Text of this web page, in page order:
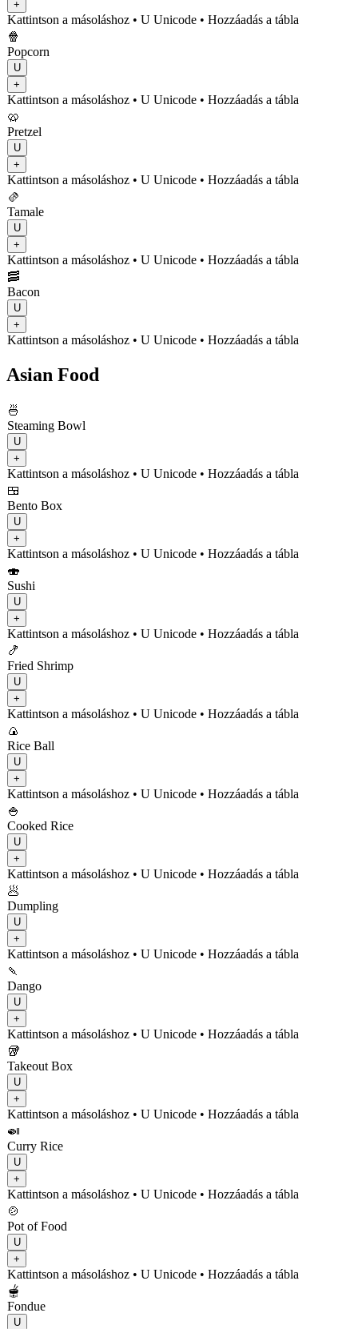
+
Kattintson a másoláshoz • U Unicode • Hozzáadás a tábla
🍿
Popcorn
U
+
Kattintson a másoláshoz • U Unicode • Hozzáadás a tábla
🥨
Pretzel
U
+
Kattintson a másoláshoz • U Unicode • Hozzáadás a tábla
🫔
Tamale
U
+
Kattintson a másoláshoz • U Unicode • Hozzáadás a tábla
🥓
Bacon
U
+
Kattintson a másoláshoz • U Unicode • Hozzáadás a tábla
Asian Food
🍜
Steaming Bowl
U
+
Kattintson a másoláshoz • U Unicode • Hozzáadás a tábla
🍱
Bento Box
U
+
Kattintson a másoláshoz • U Unicode • Hozzáadás a tábla
🍣
Sushi
U
+
Kattintson a másoláshoz • U Unicode • Hozzáadás a tábla
🍤
Fried Shrimp
U
+
Kattintson a másoláshoz • U Unicode • Hozzáadás a tábla
🍙
Rice Ball
U
+
Kattintson a másoláshoz • U Unicode • Hozzáadás a tábla
🍚
Cooked Rice
U
+
Kattintson a másoláshoz • U Unicode • Hozzáadás a tábla
🥟
Dumpling
U
+
Kattintson a másoláshoz • U Unicode • Hozzáadás a tábla
🍡
Dango
U
+
Kattintson a másoláshoz • U Unicode • Hozzáadás a tábla
🥡
Takeout Box
U
+
Kattintson a másoláshoz • U Unicode • Hozzáadás a tábla
🍛
Curry Rice
U
+
Kattintson a másoláshoz • U Unicode • Hozzáadás a tábla
🍲
Pot of Food
U
+
Kattintson a másoláshoz • U Unicode • Hozzáadás a tábla
🫕
Fondue
U